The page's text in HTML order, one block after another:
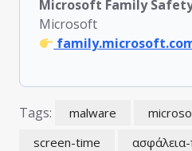
Microsoft Family
Microsoft
Tags: malware
screen-time